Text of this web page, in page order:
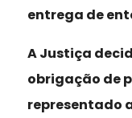
entrega de
A Justiça
obrigação de
representado